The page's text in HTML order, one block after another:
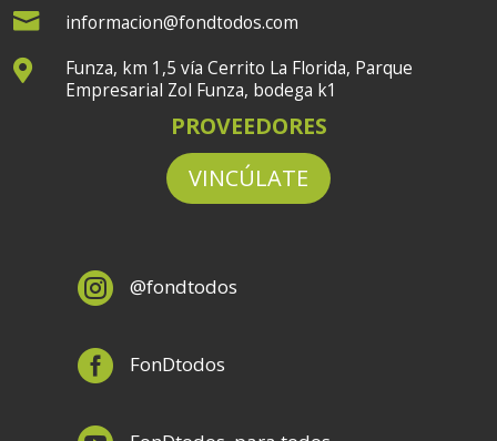
 informacion@fondtodos.com

Funza, km 1,5 vía Cerrito La Florida, Parque
Empresarial Zol Funza, bodega k1
PROVEEDORES
VINCÚLATE
 @fondtodos
 FonDtodos